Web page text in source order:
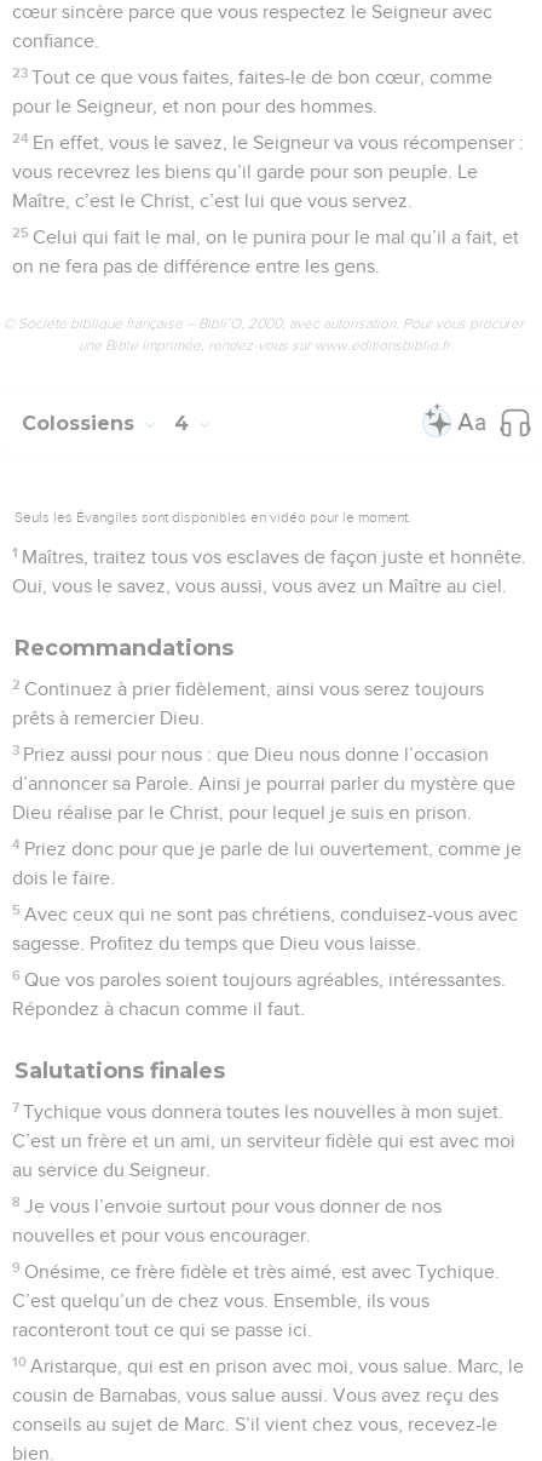
cœur sincère parce que vous respectez le Seigneur avec
confiance.
23 Tout ce que vous faites, faites-le de bon cœur, comme
pour le Seigneur, et non pour des hommes.
24 En effet, vous le savez, le Seigneur va vous récompenser :
vous recevrez les biens qu’il garde pour son peuple. Le
Maître, c’est le Christ, c’est lui que vous servez.
25 Celui qui fait le mal, on le punira pour le mal qu’il a fait, et
on ne fera pas de différence entre les gens.
© Société biblique française – Bibli’O, 2000, avec autorisation. Pour vous procurer
une Bible imprimée, rendez-vous sur www.editionsbiblio.fr
Colossiens 4
Seuls les Évangiles sont disponibles en vidéo pour le moment.
1 Maîtres, traitez tous vos esclaves de façon juste et honnête.
Oui, vous le savez, vous aussi, vous avez un Maître au ciel.
Recommandations
2 Continuez à prier fidèlement, ainsi vous serez toujours
prêts à remercier Dieu.
3 Priez aussi pour nous : que Dieu nous donne l’occasion
d’annoncer sa Parole. Ainsi je pourrai parler du mystère que
Dieu réalise par le Christ, pour lequel je suis en prison.
4 Priez donc pour que je parle de lui ouvertement, comme je
dois le faire.
5 Avec ceux qui ne sont pas chrétiens, conduisez-vous avec
sagesse. Profitez du temps que Dieu vous laisse.
6 Que vos paroles soient toujours agréables, intéressantes.
Répondez à chacun comme il faut.
Salutations finales
7 Tychique vous donnera toutes les nouvelles à mon sujet.
C’est un frère et un ami, un serviteur fidèle qui est avec moi
au service du Seigneur.
8 Je vous l’envoie surtout pour vous donner de nos
nouvelles et pour vous encourager.
9 Onésime, ce frère fidèle et très aimé, est avec Tychique.
C’est quelqu’un de chez vous. Ensemble, ils vous
raconteront tout ce qui se passe ici.
10 Aristarque, qui est en prison avec moi, vous salue. Marc, le
cousin de Barnabas, vous salue aussi. Vous avez reçu des
conseils au sujet de Marc. S’il vient chez vous, recevez-le
bien.